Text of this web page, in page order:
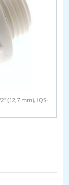
(12,7 mm), IQS-